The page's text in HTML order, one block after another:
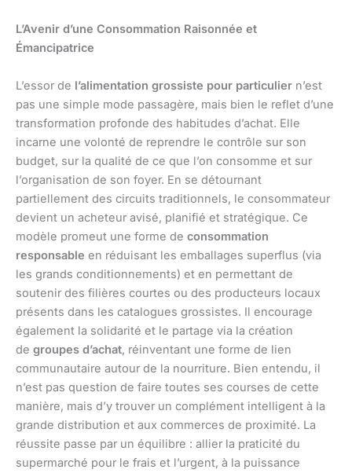
L’Avenir d’une Consommation Raisonnée et
Émancipatrice
L’essor de l’alimentation grossiste pour particulier n’est
pas une simple mode passagère, mais bien le reflet d’une
transformation profonde des habitudes d’achat. Elle
incarne une volonté de reprendre le contrôle sur son
budget, sur la qualité de ce que l’on consomme et sur
l’organisation de son foyer. En se détournant
partiellement des circuits traditionnels, le consommateur
devient un acheteur avisé, planifié et stratégique. Ce
modèle promeut une forme de consommation
responsable en réduisant les emballages superflus (via
les grands conditionnements) et en permettant de
soutenir des filières courtes ou des producteurs locaux
présents dans les catalogues grossistes. Il encourage
également la solidarité et le partage via la création
de groupes d’achat, réinventant une forme de lien
communautaire autour de la nourriture. Bien entendu, il
n’est pas question de faire toutes ses courses de cette
manière, mais d’y trouver un complément intelligent à la
grande distribution et aux commerces de proximité. La
réussite passe par un équilibre : allier la praticité du
supermarché pour le frais et l’urgent, à la puissance